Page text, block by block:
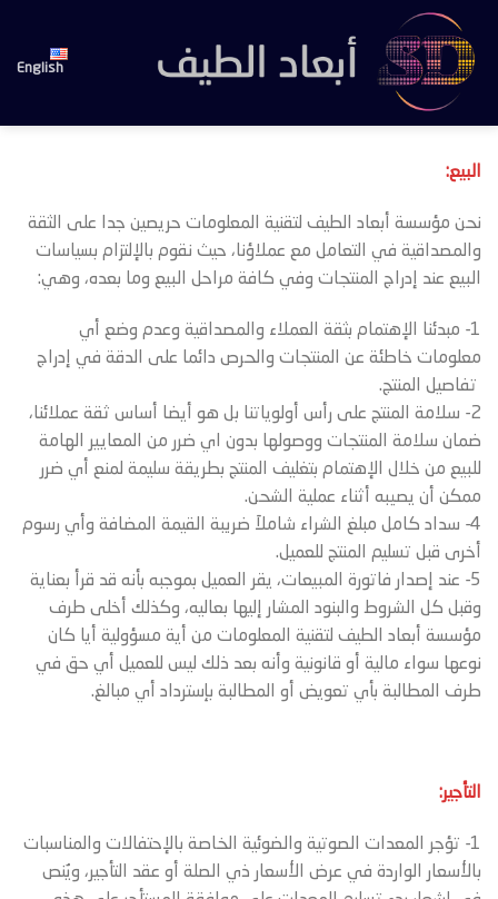
content
English
البيع:
نحن مؤسسة أبعاد الطيف لتقنية المعلومات حريصين جدا على الثقة
والمصداقية في التعامل مع عملاؤنا، حيث نقوم بالإلتزام بسياسات
البيع عند إدراج المنتجات وفي كافة مراحل البيع وما بعده، وهي:
1- مبدئنا الإهتمام بثقة العملاء والمصداقية وعدم وضع أي
معلومات خاطئة عن المنتجات والحرص دائما على الدقة في إدراج
تفاصيل المنتج.
2- سلامة المنتج على رأس أولوياتنا بل هو أيضا أساس ثقة عملائنا،
ضمان سلامة المنتجات ووصولها بدون اي ضرر من المعايير الهامة
للبيع من خلال الإهتمام بتغليف المنتج بطريقة سليمة لمنع أي ضرر
ممكن أن يصيبه أثناء عملية الشحن.
4- سداد كامل مبلغ الشراء شاملاَ ضريبة القيمة المضافة وأي رسوم
أخرى قبل تسليم المنتج للعميل.
5- عند إصدار فاتورة المبيعات، يقر العميل بموجبه بأنه قد قرأ بعناية
وقبل كل الشروط والبنود المشار إليها بعاليه، وكذلك أخلى طرف
مؤسسة أبعاد الطيف لتقنية المعلومات من أية مسؤولية أيا كان
نوعها سواء مالية أو قانونية وأنه بعد ذلك ليس للعميل أي حق في
طرف المطالبة بأي تعويض أو المطالبة بإسترداد أي مبالغ.
التأجير:
1- تؤجر المعدات الصوتية والضوئية الخاصة بالإحتفالات والمناسبات
بالأسعار الواردة في عرض الأسعار ذي الصلة أو عقد التأجير، ويُنص